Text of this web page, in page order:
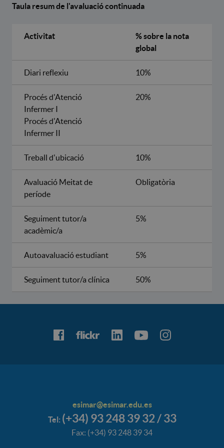
Taula resum de l'avaluació continuada
Activitat
% sobre la nota
global
Diari reflexiu 10%
Procés d'Atenció
Infermer I
Procés d'Atenció
Infermer II
20%
Treball d'ubicació 10%
Avaluació Meitat de
període
Obligatòria
Seguiment tutor/a
acadèmic/a
5%
Autoavaluació estudiant 5%
Seguiment tutor/a clínica 50%
esimar@esimar.edu.es
Tel: (+34) 93 248 39 32 / 33
Fax: (+34) 93 248 39 34